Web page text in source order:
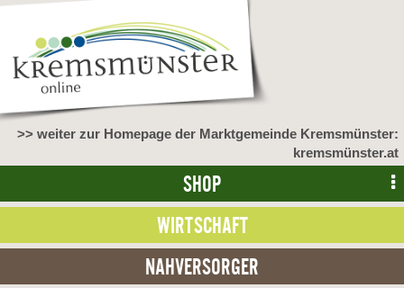
>> weiter zur Homepage der Marktgemeinde Kremsmünster:
kremsmünster.at
SHOP
WIRTSCHAFT
NAHVERSORGER